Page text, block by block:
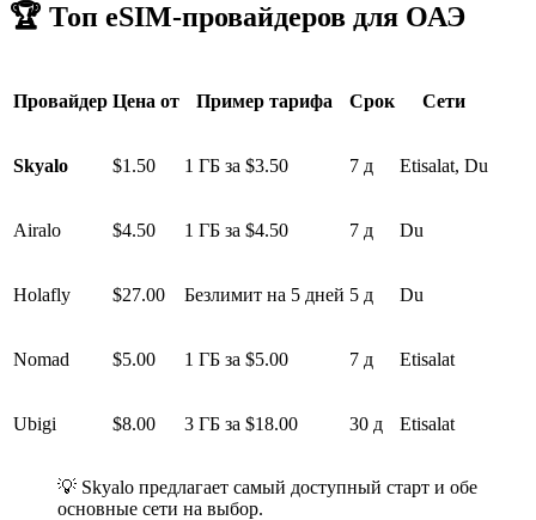
🏆 Топ eSIM-провайдеров для ОАЭ
Провайдер Цена от Пример тарифа Срок Сети
Skyalo $1.50 1 ГБ за $3.50 7 д Etisalat, Du
Airalo $4.50 1 ГБ за $4.50 7 д Du
Holafly $27.00 Безлимит на 5 дней 5 д Du
Nomad $5.00 1 ГБ за $5.00 7 д Etisalat
Ubigi $8.00 3 ГБ за $18.00 30 д Etisalat
💡 Skyalo предлагает самый доступный старт и обе
основные сети на выбор.